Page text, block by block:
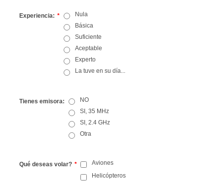
Experiencia: *
Nula
Básica
Suficiente
Aceptable
Experto
La tuve en su día...
Tienes emisora:
NO
SI, 35 MHz
SI, 2.4 GHz
Otra
Qué deseas volar? *
Aviones
Helicópteros